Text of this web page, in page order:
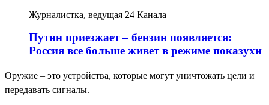
Журналистка, ведущая 24 Канала
Путин приезжает – бензин появляется:
Россия все больше живет в режиме показухи
Оружие – это устройства, которые могут уничтожать цели и
передавать сигналы.